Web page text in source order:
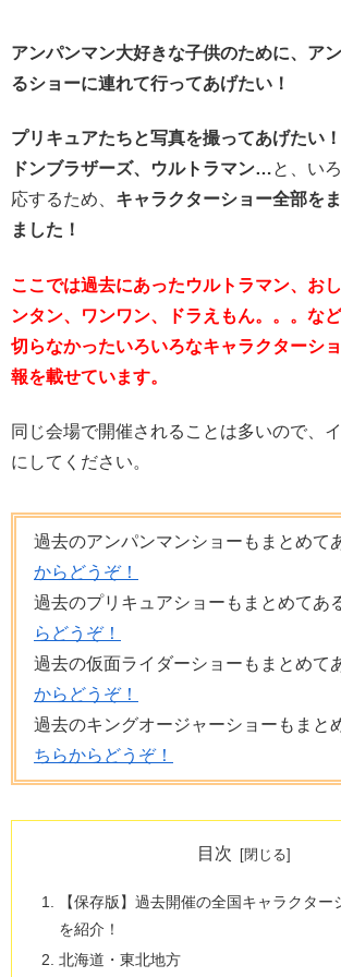
アンパンマン大好きな子供のために、ア
るショーに連れて行ってあげたい！
プリキュアたちと写真を撮ってあげたい！
ドンブラザーズ、ウルトラマン…と、い
応するため、 キャラクターショー全部を
ました！
ここでは過去にあったウルトラマン、お
ンタン、ワンワン、ドラえもん。。。な
切らなかったいろいろなキャラクターシ
報を載せています。
同じ会場で開催されることは多いので、
にしてください。
過去のアンパンマンショーもまとめて
からどうぞ！
過去のプリキュアショーもまとめてあ
らどうぞ！
過去の仮面ライダーショーもまとめて
からどうぞ！
過去のキングオージャーショーもまと
ちらからどうぞ！
目次
【保存版】過去開催の全国キャラクタ
を紹介！
北海道・東北地方